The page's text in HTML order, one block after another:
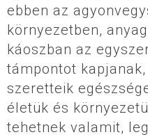
ebben az
környezetben,
káoszban az
támpontot
szeretteik
életük és
tehetnek valamit,